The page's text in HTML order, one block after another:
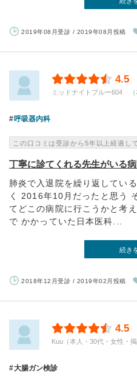
2019年08月受診 / 2019年08月投稿
4.5
ミッドナイトブルー604 （
呼吸器内科
この口コミは受診から5年以上経過し
丁寧に診てくれる先生がいる
肺炎で入退院を繰り返してい
く 2016年10月だったと思う
てどこの病院に行こうかと考
で かかっていた日本医科...
続き
2018年12月受診 / 2019年02月投稿
4.5
Kuu（本人・30代・女性・掲
大腸ガン検診